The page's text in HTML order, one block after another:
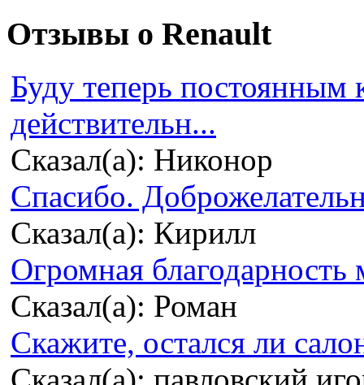
Отзывы о Renault
Буду теперь
действительн...
Сказал(а): Никонор
Спасибо.
Сказал(а): Кирилл
Огромная благодарность
Сказал(а): Роман
Скажите, остался ли